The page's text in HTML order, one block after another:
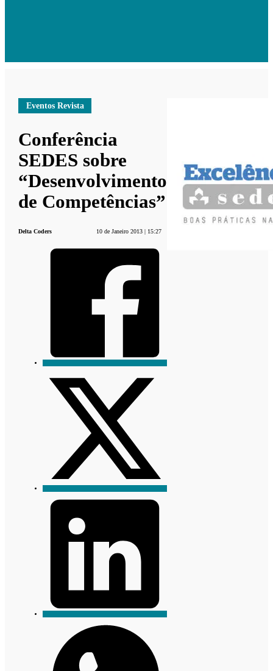
Eventos Revista
Conferência
SEDES sobre
“Desenvolvimento
de Competências”
Delta Coders 10 de Janeiro 2013 | 15:27